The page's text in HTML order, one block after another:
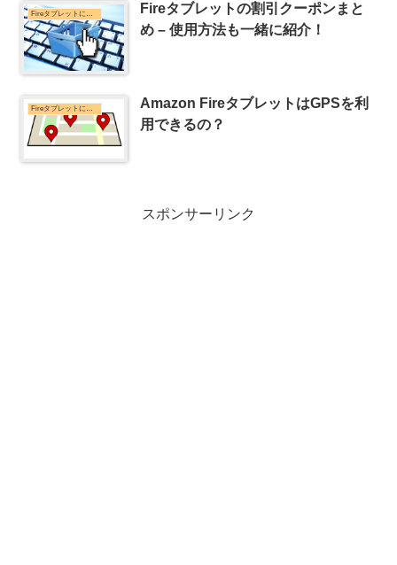
Fireタブレットについて
Fireタブレットの割引クーポンまと
め – 使用方法も一緒に紹介！
Amazon FireタブレットはGPSを利
用できるの？
スポンサーリンク